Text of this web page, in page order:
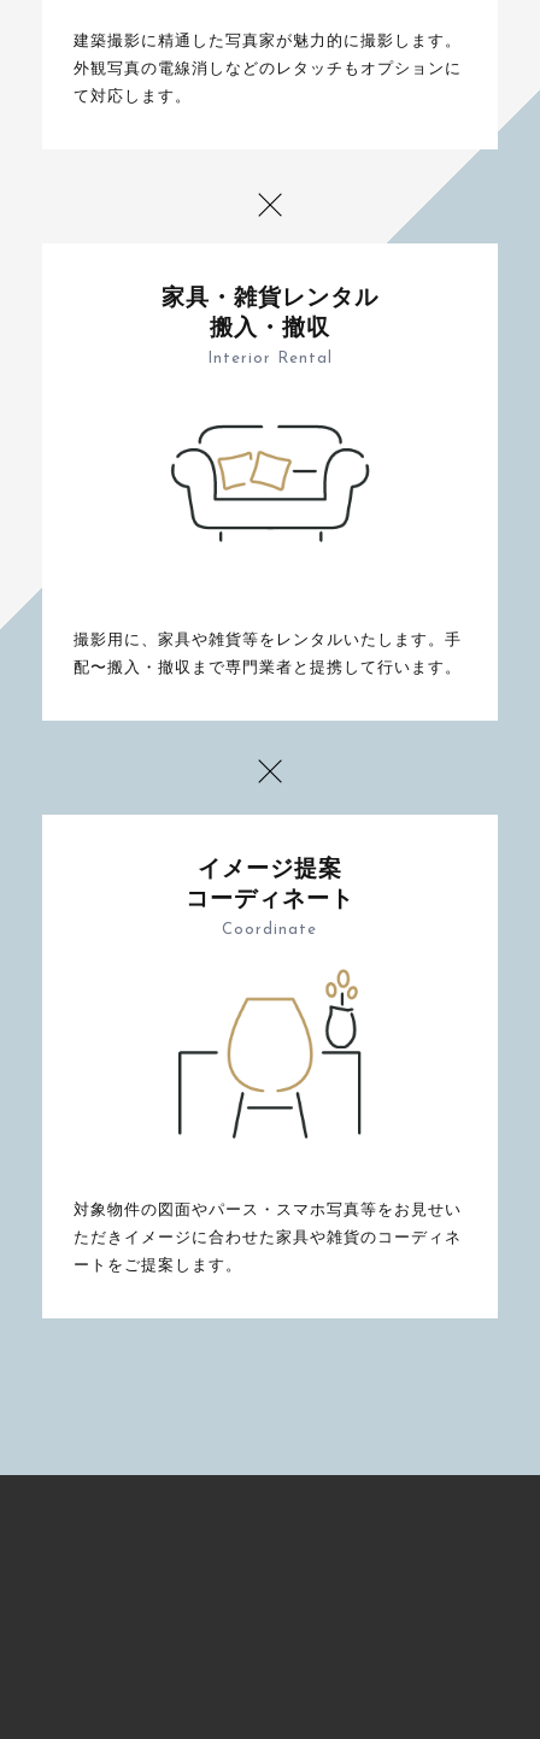
建築撮影に精通した写真家が魅力的に撮影します。
外観写真の電線消しなどのレタッチもオプションに
て対応します。
家具・雑貨レンタル
搬入・撤収
Interior Rental
撮影用に、家具や雑貨等をレンタルいたします。手
配〜搬入・撤収まで専門業者と提携して行います。
イメージ提案
コーディネート
Coordinate
対象物件の図面やパース・スマホ写真等をお見せい
ただきイメージに合わせた家具や雑貨のコーディネ
ートをご提案します。